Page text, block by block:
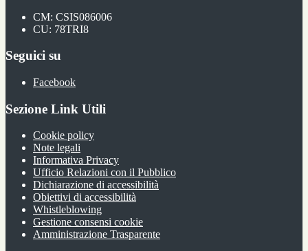
CM: CSIS086006
CU: 78TRI8
Seguici su
Facebook
Sezione Link Utili
Cookie policy
Note legali
Informativa Privacy
Ufficio Relazioni con il Pubblico
Dichiarazione di accessibilità
Obiettivi di accessibilità
Whistleblowing
Gestione consensi cookie
Amministrazione Trasparente